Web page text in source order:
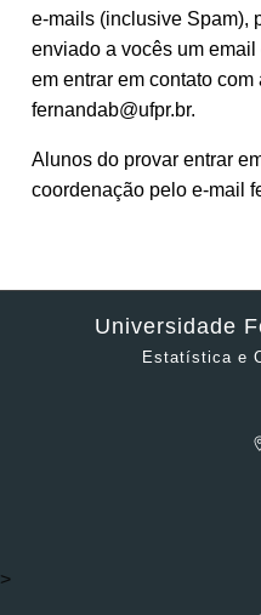
e-mails (inclusive Spam),
enviado a vocês um
em entrar em contato
fernandab@ufpr.br.
Alunos do provar entrar
coordenação pelo e-mail
Universidade
Estatística e
>